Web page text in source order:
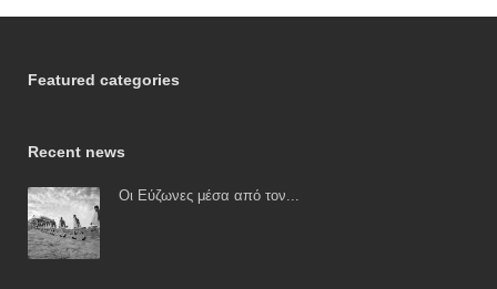
Featured categories
Recent news
Οι Εύζωνες μέσα από τον...